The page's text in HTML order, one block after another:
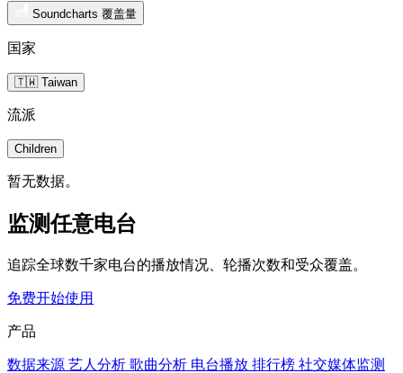
Soundcharts 覆盖量
国家
🇹🇼 Taiwan
流派
Children
暂无数据。
监测任意电台
追踪全球数千家电台的播放情况、轮播次数和受众覆盖。
免费开始使用
产品
数据来源 艺人分析 歌曲分析 电台播放 排行榜 社交媒体监测